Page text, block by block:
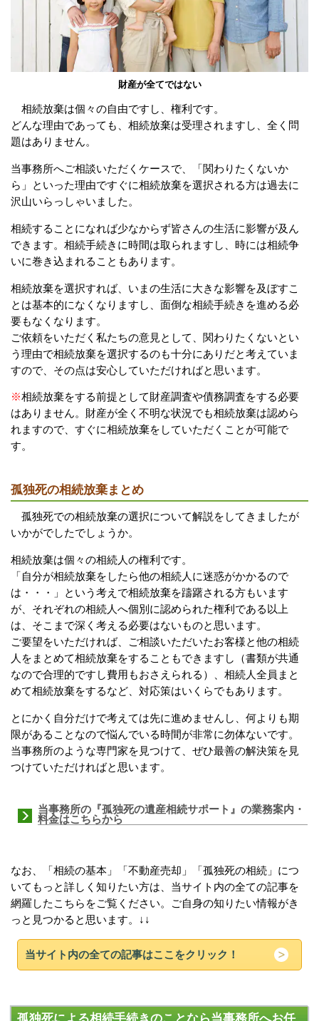
財産が全てではない
相続放棄は個々の自由ですし、権利です。
どんな理由であっても、相続放棄は受理されますし、全く問
題はありません。
当事務所へご相談いただくケースで、「関わりたくないか
ら」といった理由ですぐに相続放棄を選択される方は過去に
沢山いらっしゃいました。
相続することになれば少なからず皆さんの生活に影響が及ん
できます。相続手続きに時間は取られますし、時には相続争
いに巻き込まれることもあります。
相続放棄を選択すれば、いまの生活に大きな影響を及ぼすこ
とは基本的になくなりますし、面倒な相続手続きを進める必
要もなくなります。
ご依頼をいただく私たちの意見として、関わりたくないとい
う理由で相続放棄を選択するのも十分にありだと考えていま
すので、その点は安心していただければと思います。
※相続放棄をする前提として財産調査や債務調査をする必要
はありません。財産が全く不明な状況でも相続放棄は認めら
れますので、すぐに相続放棄をしていただくことが可能で
す。
孤独死の相続放棄まとめ
孤独死での相続放棄の選択について解説をしてきましたが
いかがでしたでしょうか。
相続放棄は個々の相続人の権利です。
「自分が相続放棄をしたら他の相続人に迷惑がかかるので
は・・・」という考えで相続放棄を躊躇される方もいます
が、それぞれの相続人へ個別に認められた権利である以上
は、そこまで深く考える必要はないものと思います。
ご要望をいただければ、ご相談いただいたお客様と他の相続
人をまとめて相続放棄をすることもできますし（書類が共通
なので合理的ですし費用もおさえられる）、相続人全員まと
めて相続放棄をするなど、対応策はいくらでもあります。
とにかく自分だけで考えては先に進めませんし、何よりも期
限があることなので悩んでいる時間が非常に勿体ないです。
当事務所のような専門家を見つけて、ぜひ最善の解決策を見
つけていただければと思います。
当事務所の『孤独死の遺産相続サポート』の業務案内・
料金はこちらから
なお、「相続の基本」「不動産売却」「孤独死の相続」につ
いてもっと詳しく知りたい方は、当サイト内の全ての記事を
網羅したこちらをご覧ください。ご自身の知りたい情報がき
っと見つかると思います。↓↓
当サイト内の全ての記事はここをクリック！